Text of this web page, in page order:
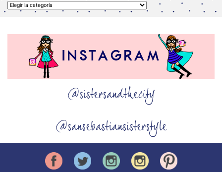
Categorías
@sistersandthecity
@sansebastiansisterstyle